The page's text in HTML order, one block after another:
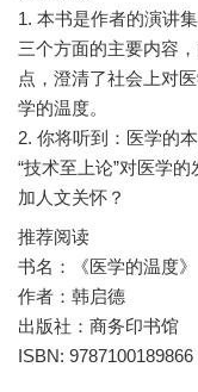
1. 本书是作者的演讲
三个方面的主要内容
点，澄清了社会上对
学的温度。
2. 你将听到：医学的
“技术至上论”对医学
推荐阅读
书名：《医学的温度》
作者：韩启德
出版社：商务印书馆
ISBN: 9787100189866